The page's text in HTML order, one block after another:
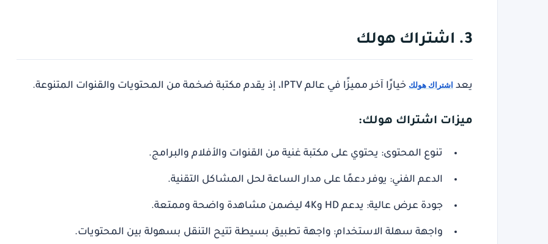
3. اشتراك هولك
يعد اشتراك هولك خيارًا آخر مميزًا في عالم IPTV، إذ يقدم مكتبة ضخمة من المحتويات والقنوات المتنوعة.
ميزات اشتراك هولك:
تنوع المحتوى: يحتوي على مكتبة غنية من القنوات والأفلام والبرامج.
الدعم الفني: يوفر دعمًا على مدار الساعة لحل المشاكل التقنية.
جودة عرض عالية: يدعم HD و4K ليضمن مشاهدة واضحة وممتعة.
واجهة سهلة الاستخدام: واجهة تطبيق بسيطة تتيح التنقل بسهولة بين المحتويات.